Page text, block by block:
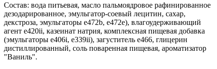
Состав: вода питьевая, масло пальмоядровое рафинированное
дезодарированное, эмульгатор-соевый лецитин, сахар,
декстроза, эмульгаторы е472b, е472е), влагоудерживающий
агент е420ii, казеинат натрия, комплексная пищевая добавка
(эмульгаторы е406i, е339ii), загуститель е466, глицерин
дистиллированный, соль поваренная пищевая, ароматизатор
"Ваниль".